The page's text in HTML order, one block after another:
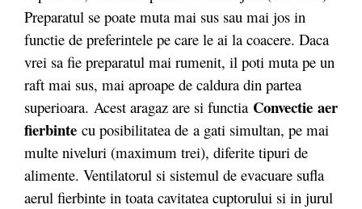
Preparatul se poate muta mai sus sau mai jos in
functie de preferintele pe care le ai la coacere. Daca
vrei sa fie preparatul mai rumenit, il poti muta pe un
raft mai sus, mai aproape de caldura din partea
superioara. Acest aragaz are si functia Convectie aer
fierbinte cu posibilitatea de a gati simultan, pe mai
multe niveluri (maximum trei), diferite tipuri de
alimente. Ventilatorul si sistemul de evacuare sufla
aerul fierbinte in toata cavitatea cuptorului si in jurul